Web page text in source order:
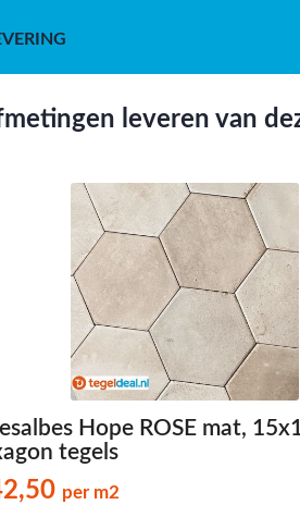
leveren van
Hope ROSE mat,
tegels
per m2